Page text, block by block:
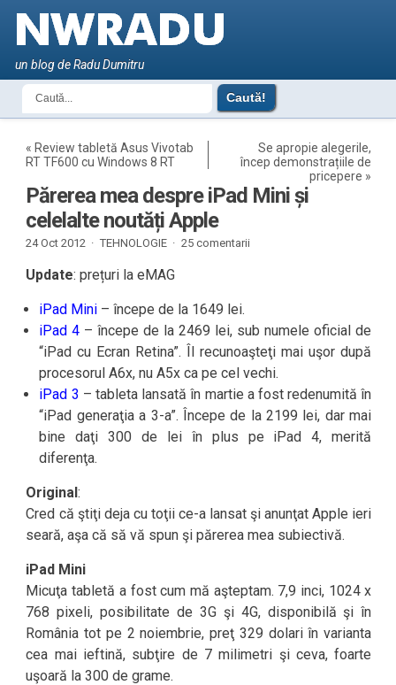
un blog de Radu Dumitru
« Review tabletă Asus Vivotab
RT TF600 cu Windows 8 RT
Se apropie alegerile,
încep demonstrațiile de
pricepere »
Părerea mea despre iPad Mini și
celelalte noutăți Apple
24 Oct 2012 · TEHNOLOGIE · 25 comentarii
Update: prețuri la eMAG
iPad Mini – începe de la 1649 lei.
iPad 4 – începe de la 2469 lei, sub numele oficial de
“iPad cu Ecran Retina”. Îl recunoaşteţi mai uşor după
procesorul A6x, nu A5x ca pe cel vechi.
iPad 3 – tableta lansată în martie a fost redenumită în
“iPad generaţia a 3-a”. Începe de la 2199 lei, dar mai
bine daţi 300 de lei în plus pe iPad 4, merită
diferenţa.
Original:
Cred că ştiţi deja cu toţii ce-a lansat şi anunţat Apple ieri
seară, aşa că să vă spun şi părerea mea subiectivă.
iPad Mini
Micuţa tabletă a fost cum mă aşteptam. 7,9 inci, 1024 x
768 pixeli, posibilitate de 3G şi 4G, disponibilă şi în
România tot pe 2 noiembrie, preţ 329 dolari în varianta
cea mai ieftină, subţire de 7 milimetri şi ceva, foarte
uşoară la 300 de grame.